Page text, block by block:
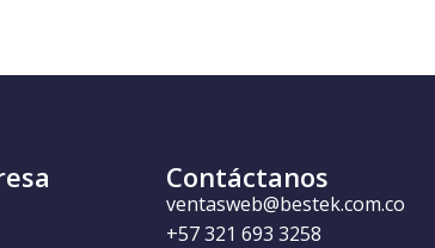
Contáctanos
ventasweb@bestek.com.co
+57 321 693 3258